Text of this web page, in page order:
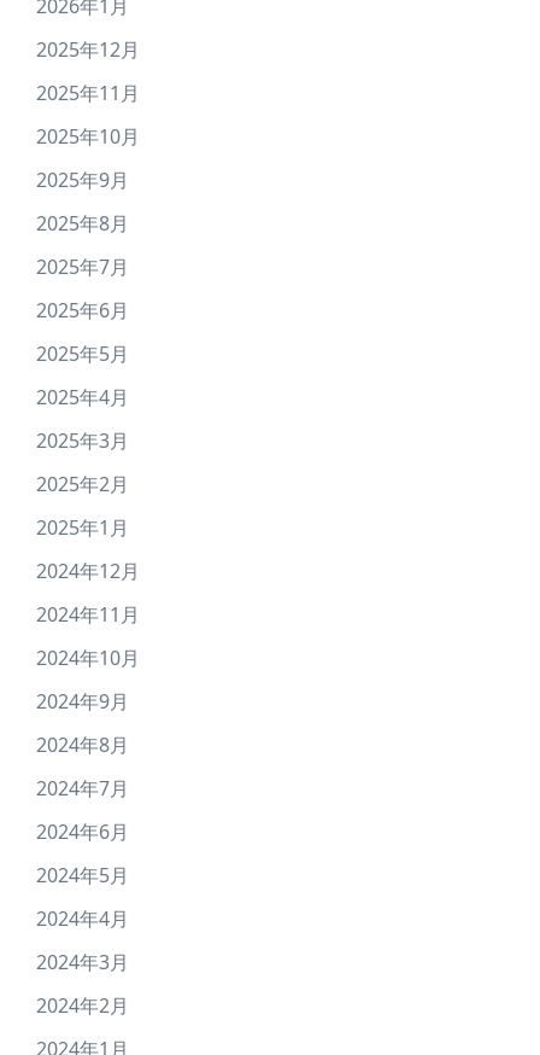
2026年1月
2025年12月
2025年11月
2025年10月
2025年9月
2025年8月
2025年7月
2025年6月
2025年5月
2025年4月
2025年3月
2025年2月
2025年1月
2024年12月
2024年11月
2024年10月
2024年9月
2024年8月
2024年7月
2024年6月
2024年5月
2024年4月
2024年3月
2024年2月
2024年1月